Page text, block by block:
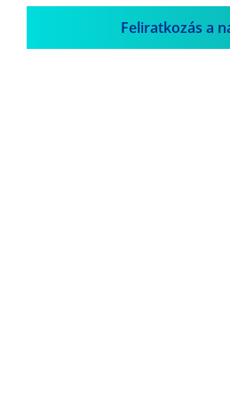
Feliratkozás a